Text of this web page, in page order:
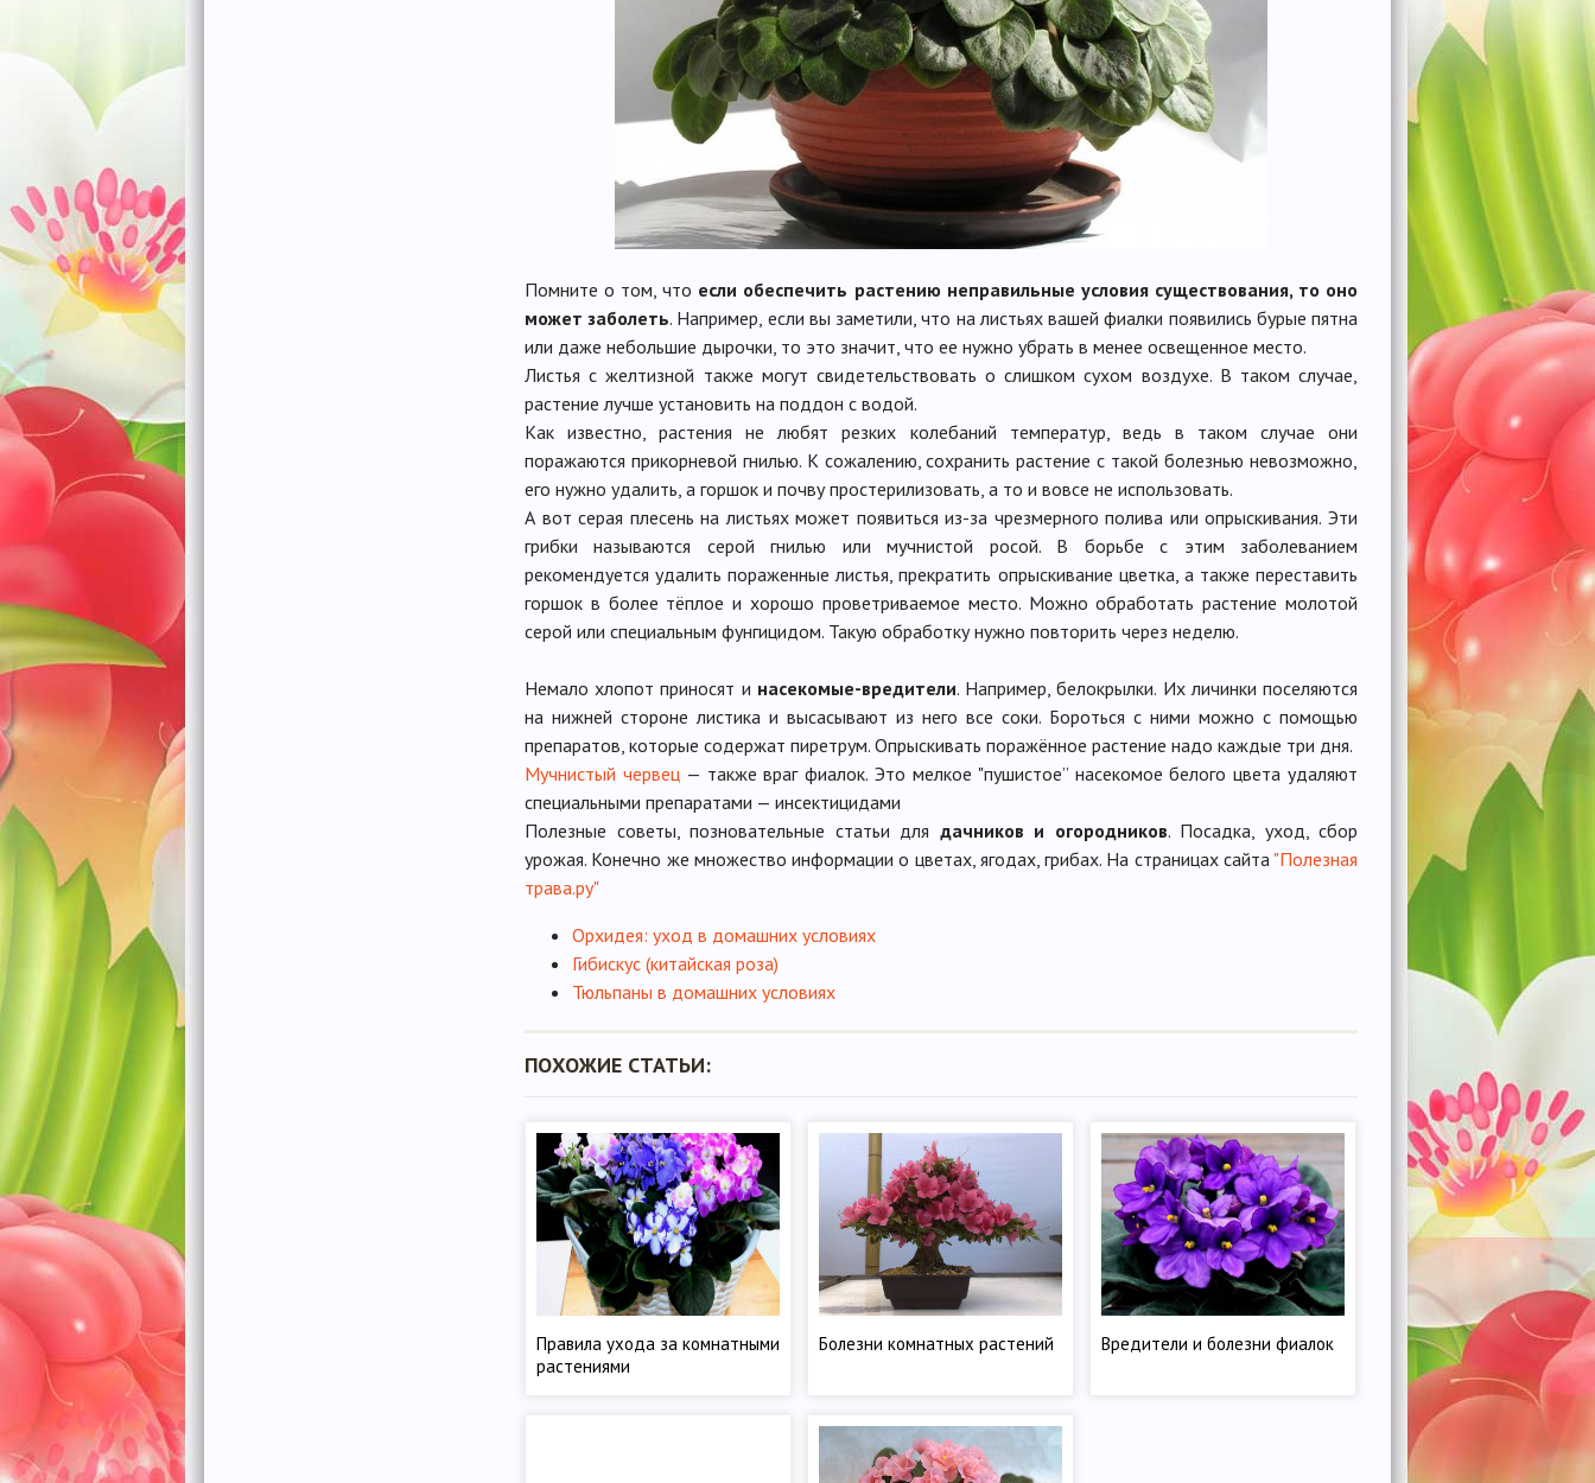
Помните о том, что если обеспечить растению неправильные условия существования, то оно
может заболеть. Например, если вы заметили, что на листьях вашей фиалки появились бурые пятна
или даже небольшие дырочки, то это значит, что ее нужно убрать в менее освещенное место.
Листья с желтизной также могут свидетельствовать о слишком сухом воздухе. В таком случае,
растение лучше установить на поддон с водой.
Как известно, растения не любят резких колебаний температур, ведь в таком случае они
поражаются прикорневой гнилью. К сожалению, сохранить растение с такой болезнью невозможно,
его нужно удалить, а горшок и почву простерилизовать, а то и вовсе не использовать.
А вот серая плесень на листьях может появиться из-за чрезмерного полива или опрыскивания. Эти
грибки называются серой гнилью или мучнистой росой. В борьбе с этим заболеванием
рекомендуется удалить пораженные листья, прекратить опрыскивание цветка, а также переставить
горшок в более тёплое и хорошо проветриваемое место. Можно обработать растение молотой
серой или специальным фунгицидом. Такую обработку нужно повторить через неделю.
Немало хлопот приносят и насекомые-вредители. Например, белокрылки. Их личинки поселяются
на нижней стороне листика и высасывают из него все соки. Бороться с ними можно с помощью
препаратов, которые содержат пиретрум. Опрыскивать поражённое растение надо каждые три дня.
Мучнистый червец— также враг фиалок. Это мелкое "пушистое” насекомое белого цвета удаляют
специальными препаратами — инсектицидами
Полезные советы, позновательные статьи для дачников и огородников. Посадка, уход, сбор
урожая. Конечно же множество информации о цветах, ягодах, грибах. На страницах сайта "Полезная
трава.ру"
Орхидея: уход в домашних условиях
Гибискус (китайская роза)
Тюльпаны в домашних условиях
ПОХОЖИЕ СТАТЬИ:
Правила ухода за комнатными
растениями
Болезни комнатных растений Вредители и болезни фиалок